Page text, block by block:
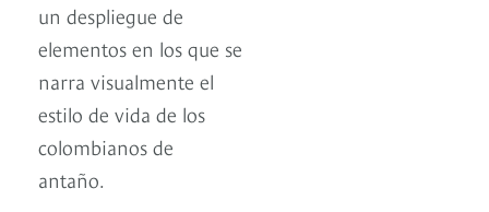
un despliegue de
elementos en los que se
narra visualmente el
estilo de vida de los
colombianos de
antaño.